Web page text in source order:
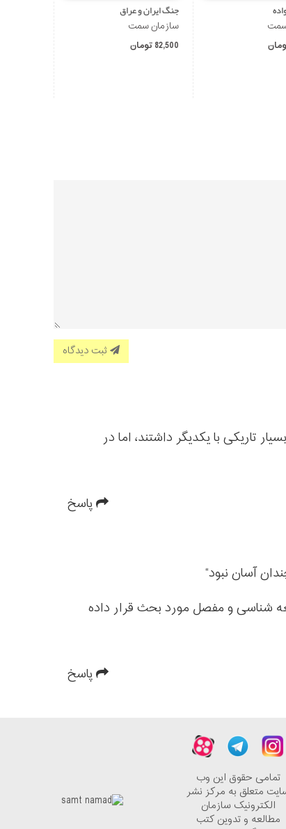
جنگ ایران و عراق
سازمان سمت
82,500 تومان
و سوریه روابط بسیار تاریکی با یکدیگر داشتند، اما در
پاسخ
شناسی و مفصل مورد بحث قرار داده
پاسخ
تمامی حقوق این وب
متعلق به مرکز نشر
الکترونیک سازمان
مطالعه و تدوین کتب